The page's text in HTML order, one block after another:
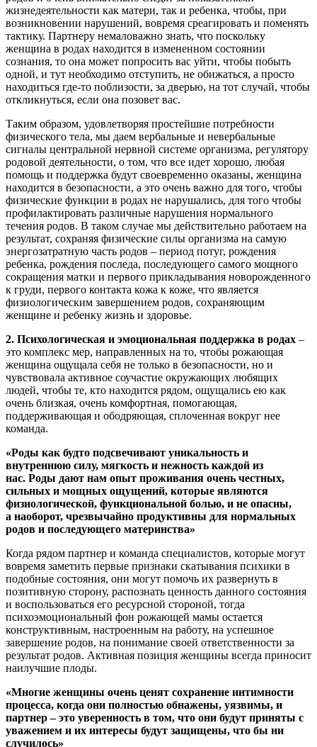
жизнедеятельности как матери, так и ребенка, чтобы, при
возникновении нарушений, вовремя среагировать и поменять
тактику. Партнеру немаловажно знать, что поскольку
женщина в родах находится в измененном состоянии
сознания, то она может попросить вас уйти, чтобы побыть
одной, и тут необходимо отступить, не обижаться, а просто
находиться где-то поблизости, за дверью, на тот случай, чтобы
откликнуться, если она позовет вас.
Таким образом, удовлетворяя простейшие потребности
физического тела, мы даем вербальные и невербальные
сигналы центральной нервной системе организма, регулятору
родовой деятельности, о том, что все идет хорошо, любая
помощь и поддержка будут своевременно оказаны, женщина
находится в безопасности, а это очень важно для того, чтобы
физические функции в родах не нарушались, для того чтобы
профилактировать различные нарушения нормального
течения родов. В таком случае мы действительно работаем на
результат, сохраняя физические силы организма на самую
энергозатратную часть родов – период потуг, рождения
ребенка, рождения последа, последующего самого мощного
сокращения матки и первого прикладывания новорожденного
к груди, первого контакта кожа к коже, что является
физиологическим завершением родов, сохраняющим
женщине и ребенку жизнь и здоровье.
2. Психологическая и эмоциональная поддержка в родах –
это комплекс мер, направленных на то, чтобы рожающая
женщина ощущала себя не только в безопасности, но и
чувствовала активное соучастие окружающих любящих
людей, чтобы те, кто находится рядом, ощущались ею как
очень близкая, очень комфортная, помогающая,
поддерживающая и ободряющая, сплоченная вокруг нее
команда.
«Роды как будто подсвечивают уникальность и
внутреннюю силу, мягкость и нежность каждой из
нас. Роды дают нам опыт проживания очень честных,
сильных и мощных ощущений, которые являются
физиологической, функциональной болью, и не опасны,
а наоборот, чрезвычайно продуктивны для нормальных
родов и последующего материнства»
Когда рядом партнер и команда специалистов, которые могут
вовремя заметить первые признаки скатывания психики в
подобные состояния, они могут помочь их развернуть в
позитивную сторону, распознать ценность данного состояния
и воспользоваться его ресурсной стороной, тогда
психоэмоциональный фон рожающей мамы остается
конструктивным, настроенным на работу, на успешное
завершение родов, на понимание своей ответственности за
результат родов. Активная позиция женщины всегда приносит
наилучшие плоды.
«Многие женщины очень ценят сохранение интимности
процесса, когда они полностью обнажены, уязвимы, и
партнер – это уверенность в том, что они будут приняты с
уважением и их интересы будут защищены, что бы ни
случилось»